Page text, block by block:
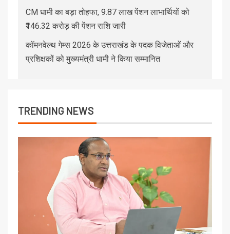
CM धामी का बड़ा तोहफा, 9.87 लाख पेंशन लाभार्थियों को
₹146.32 करोड़ की पेंशन राशि जारी
कॉमनवेल्थ गेम्स 2026 के उत्तराखंड के पदक विजेताओं और
प्रशिक्षकों को मुख्यमंत्री धामी ने किया सम्मानित
TRENDING NEWS